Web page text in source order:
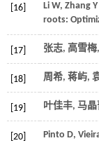
[16] Li W, Zhang
roots:
[17] 张志, 高雪
[18] 周希, 蒋屿,
[19] 叶佳丰, 马
[20] Pinto D,